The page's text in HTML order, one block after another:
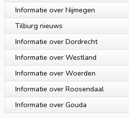
Informatie over Nijmegen
Tilburg nieuws
Informatie over Dordrecht
Informatie over Westland
Informatie over Woerden
Informatie over Roosendaal
Informatie over Gouda